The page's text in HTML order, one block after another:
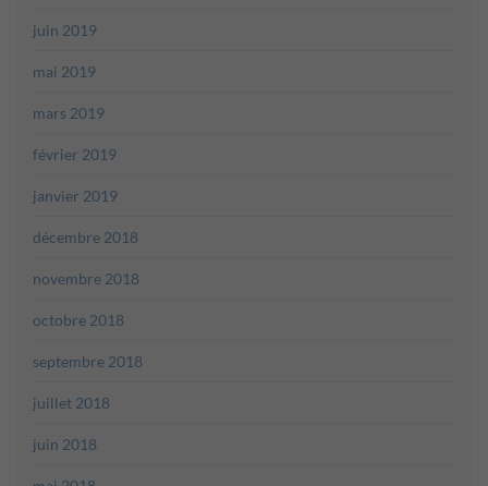
juin 2019
mai 2019
mars 2019
février 2019
janvier 2019
décembre 2018
novembre 2018
octobre 2018
septembre 2018
juillet 2018
juin 2018